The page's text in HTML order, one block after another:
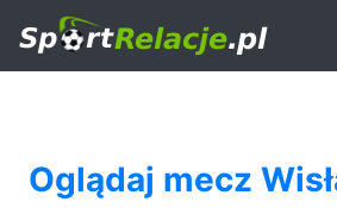
Oglądaj mecz